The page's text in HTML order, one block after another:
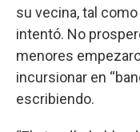
su vecina, tal
intentó. No
menores
incursionar en
escribiendo.